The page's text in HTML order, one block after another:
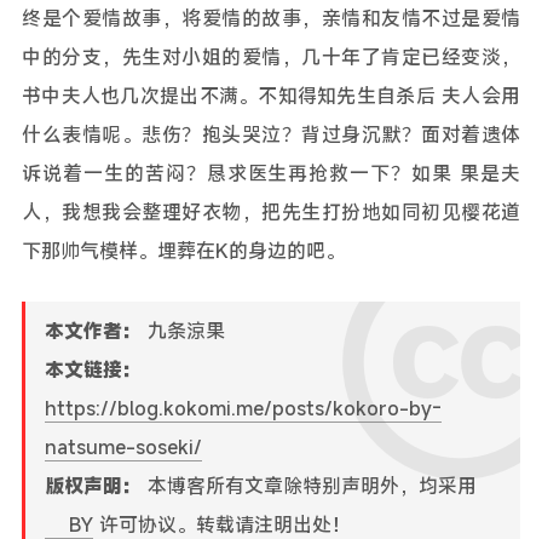
终是个爱情故事，将爱情的故事，亲情和友情不过是爱情
中的分支，先生对小姐的爱情，几十年了肯定已经变淡，
书中夫人也几次提出不满。不知得知先生自杀后 夫人会用
什么表情呢。悲伤？抱头哭泣？背过身沉默？面对着遗体
诉说着一生的苦闷？恳求医生再抢救一下？如果 果是夫
人，我想我会整理好衣物，把先生打扮地如同初见樱花道
下那帅气模样。埋葬在K的身边的吧。
本文作者： 九条涼果
本文链接：
https://blog.kokomi.me/posts/kokoro-by-
natsume-soseki/
版权声明： 本博客所有文章除特别声明外，均采用
BY 许可协议。转载请注明出处！